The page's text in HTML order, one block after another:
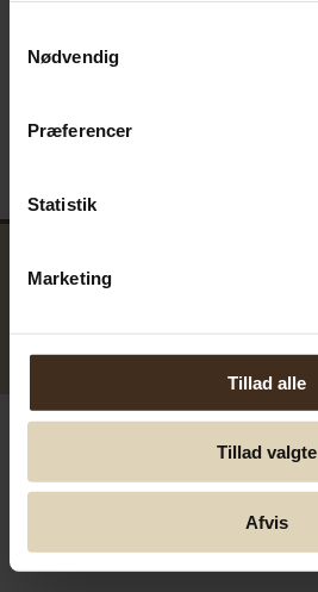
Nødvendig
Præferencer
Statistik
Marketing
Tillad alle
Tillad valgte
Afvis
© Greentools.dk 2017. Alle